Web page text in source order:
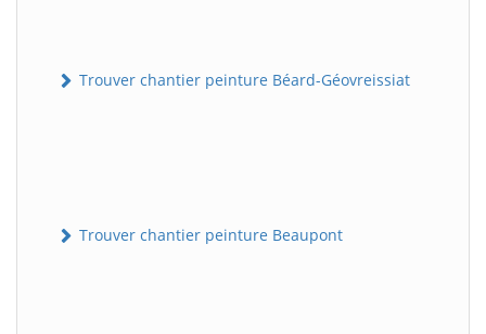
Trouver chantier peinture Béard-Géovreissiat
Trouver chantier peinture Beaupont